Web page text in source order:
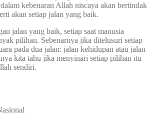
kebenaran Allah niscaya akan bertindak
akan setiap jalan yang baik.
jalan yang baik, setiap saat manusia
pilihan. Sebenarnya jika ditelusuri setiap
pada dua jalan: jalan kehidupan atau jalan
kita tahu jika menyinari setiap pilihan itu
sendiri.